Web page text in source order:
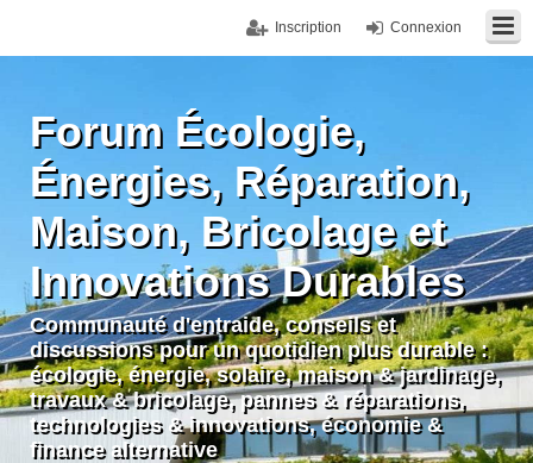
Connexion
Inscription
Forum Écologie,
Énergies, Réparation,
Maison, Bricolage et
Innovations Durables
Communauté d'entraide, conseils et
discussions pour un quotidien plus durable :
écologie, énergie, solaire, maison & jardinage,
travaux & bricolage, pannes & réparations,
technologies & innovations, économie &
finance alternative